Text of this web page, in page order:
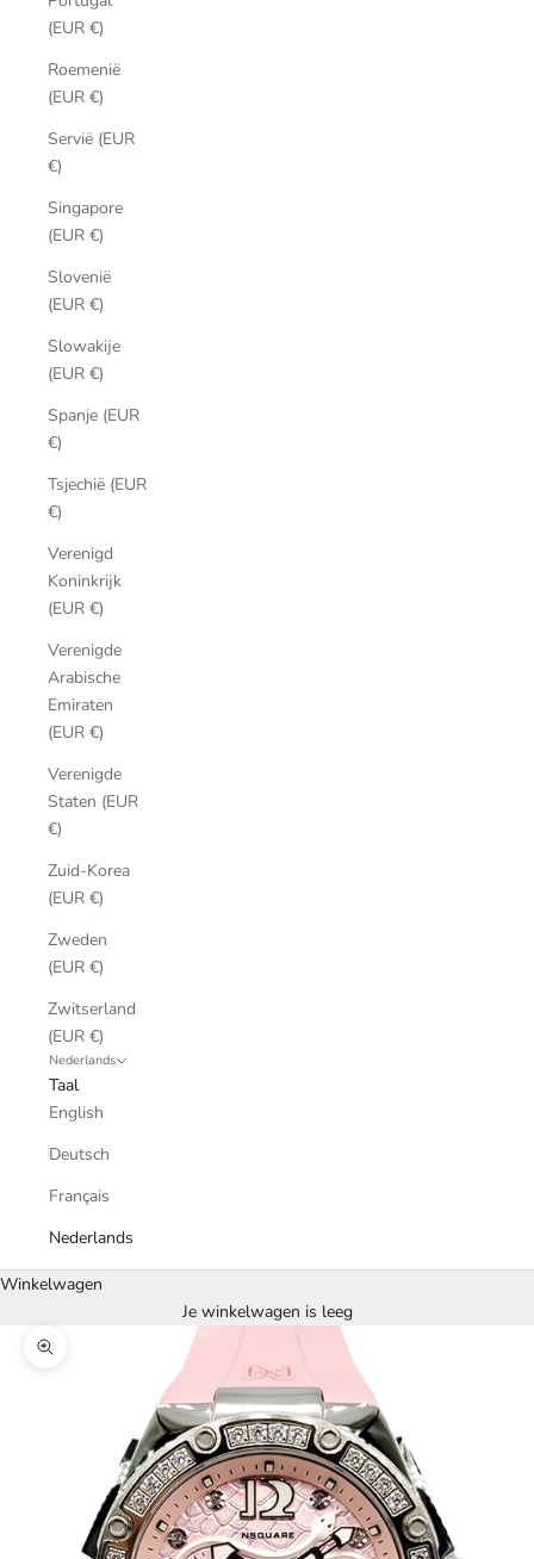
(EUR €)
Roemenië
(EUR €)
Servië (EUR
€)
Singapore
(EUR €)
Slovenië
(EUR €)
Slowakije
(EUR €)
Spanje (EUR
€)
Tsjechië (EUR
€)
Verenigd
Koninkrijk
(EUR €)
Verenigde
Arabische
Emiraten
(EUR €)
Verenigde
Staten (EUR
€)
Zuid-Korea
(EUR €)
Zweden
(EUR €)
Zwitserland
(EUR €)
Nederlands
Taal
English
Deutsch
Français
Nederlands
Winkelwagen
Je winkelwagen is leeg
In-/uitzoomen